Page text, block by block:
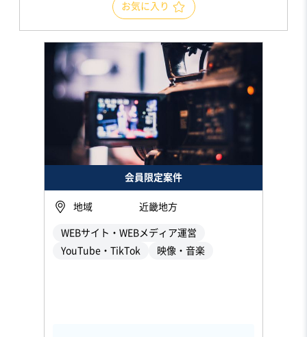
お気に入り
会員限定案件
地域 近畿地方
WEBサイト・WEBメディア運営
YouTube・TikTok
映像・音楽